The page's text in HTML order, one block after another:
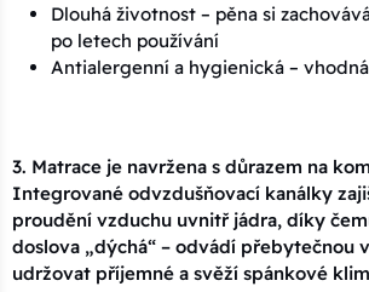
Dlouhá životnost – pěna si
po letech používání
Antialergenní a hygienická –
3. Matrace je navržena s důrazem na
Integrované odvzdušňovací kanálky
proudění vzduchu uvnitř jádra, díky
doslova „dýchá“ – odvádí přebytečnou
udržovat příjemné a svěží spánkové